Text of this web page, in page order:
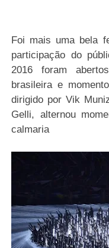
Foi mais uma bela
participação do
2016 foram
brasileira e
dirigido por Vik
Gelli, alternou
calmaria